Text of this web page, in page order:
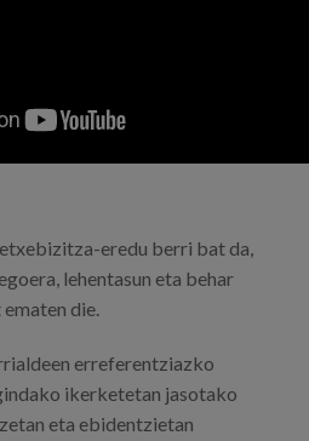
eredu berri bat da,
lehentasun eta behar
die.
erreferentziazko
ikerketetan jasotako
eta ebidentzietan